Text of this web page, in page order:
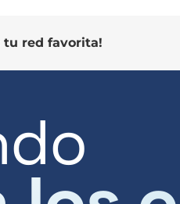
tu red favorita!